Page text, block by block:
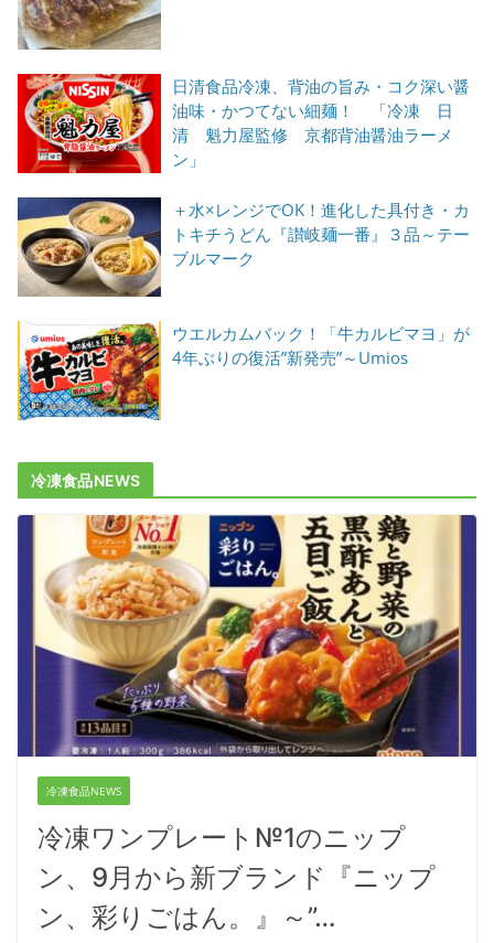
日清食品冷凍、背油の旨み・コク深い醤
油味・かつてない細麺！ 「冷凍 日
清 魁力屋監修 京都背油醤油ラーメ
ン」
＋水×レンジでOK！進化した具付き・カ
トキチうどん『讃岐麺一番』３品～テー
ブルマーク
ウエルカムバック！「牛カルビマヨ」が
4年ぶりの復活”新発売”～Umios
冷凍食品NEWS
冷凍食品NEWS
冷凍ワンプレート№1のニップ
ン、9月から新ブランド『ニップ
ン、彩りごはん。』～”…